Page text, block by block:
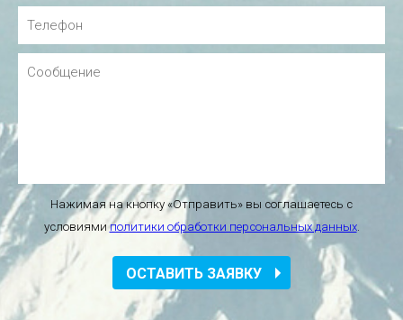
Нажимая на кнопку «Отправить» вы соглашаетесь с
условиямиполитики обработки персональных данных.
ОСТАВИТЬ ЗАЯВКУ